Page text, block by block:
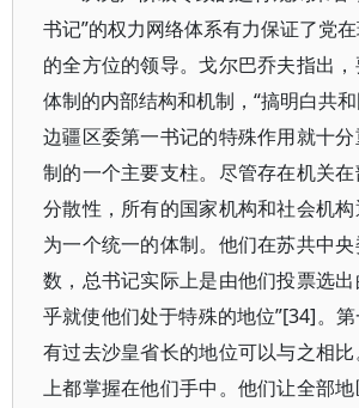
书记”的权力网络体系有力保证了党
的全方位的领导。戈尔巴乔夫指出
体制的内部结构和机制，“搞明白共
边疆区委第一书记的特殊作用就十
制的一个主要支柱。尽管存在机关
分散性，所有的国家机构和社会机
为一个统一的体制。他们在苏共中
数，总书记实际上是由他们投票选
乎就使他们处于特殊的地位”[34]。
有过去沙皇省长的地位可以与之相
上都掌握在他们手中。他们让全部